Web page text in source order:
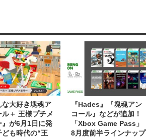
な大好き塊魂ア
ル＋ 王様プチメ
』が6月1日に発
ども時代の“王
『Hades』『塊魂アン
コール』などが追加！
「Xbox Game Pass」
8月度前半ラインナップ